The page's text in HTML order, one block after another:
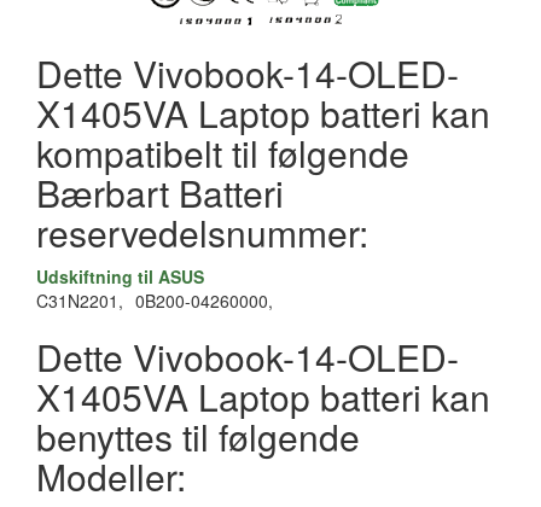
Dette Vivobook-14-OLED-
X1405VA Laptop batteri kan
kompatibelt til følgende
Bærbart Batteri
reservedelsnummer:
Udskiftning til ASUS
C31N2201, 0B200-04260000,
Dette Vivobook-14-OLED-
X1405VA Laptop batteri kan
benyttes til følgende
Modeller: